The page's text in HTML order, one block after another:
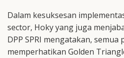
Dalam kesuksesan
sector, Hoky yang juga
DPP SPRI mengatakan, semua
memperhatikan Golden